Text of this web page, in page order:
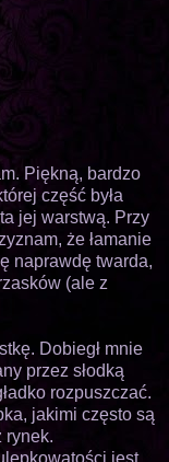
Piękną, bardzo
część była
jej warstwą. Przy
że łamanie
naprawdę twarda,
(ale z
Dobiegł mnie
przez słodką
rozpuszczać.
jakimi często są
rynek.
jest